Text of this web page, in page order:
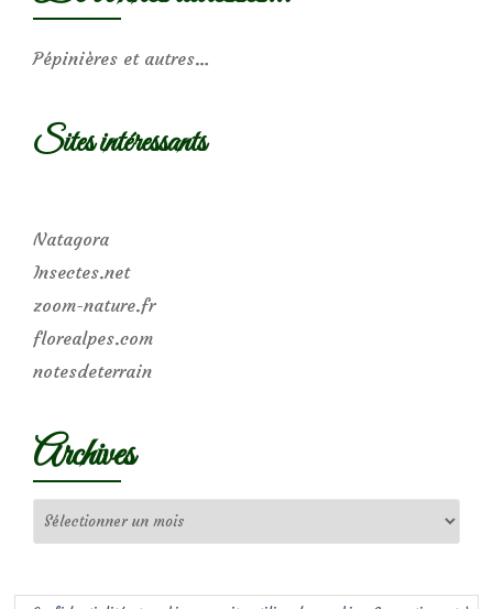
Pépinières et autres…
Sites intéressants
Natagora
Insectes.net
zoom-nature.fr
florealpes.com
notesdeterrain
Archives